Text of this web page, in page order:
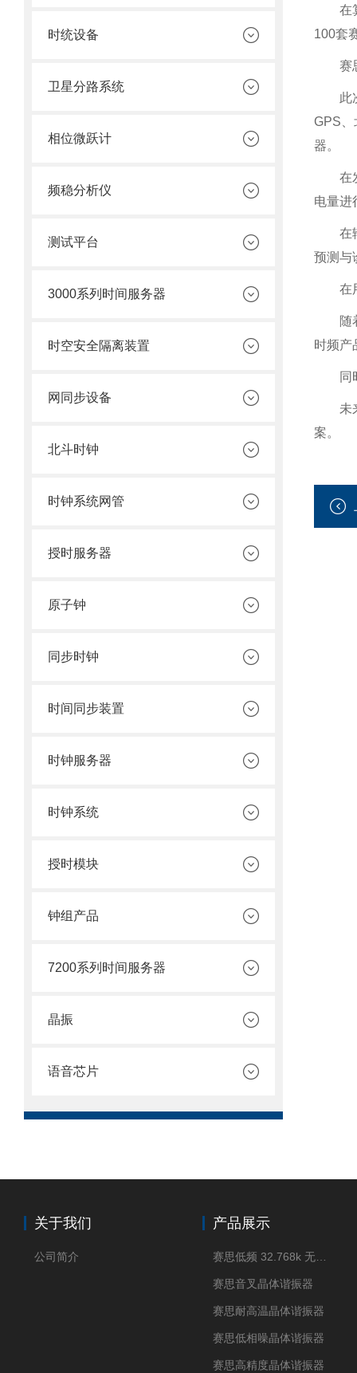
时统设备
卫星分路系统
相位微跃计
频稳分析仪
测试平台
3000系列时间服务器
时空安全隔离装置
网同步设备
北斗时钟
时钟系统网管
授时服务器
原子钟
同步时钟
时间同步装置
时钟服务器
时钟系统
授时模块
钟组产品
7200系列时间服务器
晶振
语音芯片
在
100套
赛
此
GPS、
器。
在
电量进
在
预测与
在
随
时频产
同
未
案。
关于我们
公司简介
产品展示
赛思音叉晶体谐振器
赛思耐高温晶体谐振器
赛思低相噪晶体谐振器
赛思高精度晶体谐振器